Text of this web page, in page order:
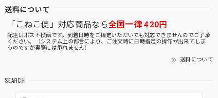
送料について
「こねこ便」対応商品なら全国一律 420円
配達はポスト投函です。到着日時をご指定いただいても対応できませんのでご了承
ください。（システム上の都合により、ご注文時に日時指定の操作が出来てしま
うのですが実際には承れません）
送料について
SEARCH